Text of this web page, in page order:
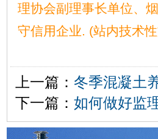
理协会副理事长单位、
守信用企业. (站内技术
上一篇： 冬季混凝土
下一篇： 如何做好监